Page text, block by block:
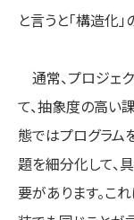
と言うと「構造化
通常、プロジェ
て、抽象度の高い
態ではプログラム
題を細分化して、
要があります。こ